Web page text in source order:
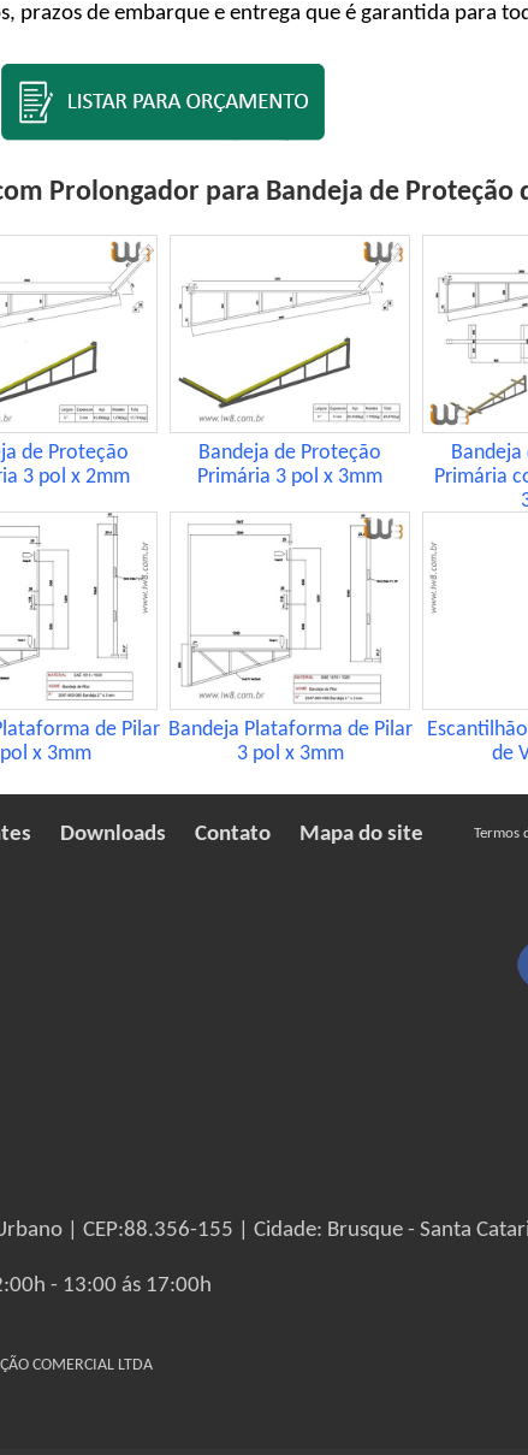
prazos de embarque e entrega que é garantida para
Prolongador para Bandeja de Proteção
de Proteção
3 pol x 2mm
Bandeja de Proteção
Primária 3 pol x 3mm
Primária
de Pilar
x 3mm
Bandeja Plataforma de Pilar
3 pol x 3mm
de
Downloads Contato Mapa do site Termos
| CEP:88.356-155 | Cidade: Brusque - Santa
- 13:00 ás 17:00h
COMERCIAL LTDA